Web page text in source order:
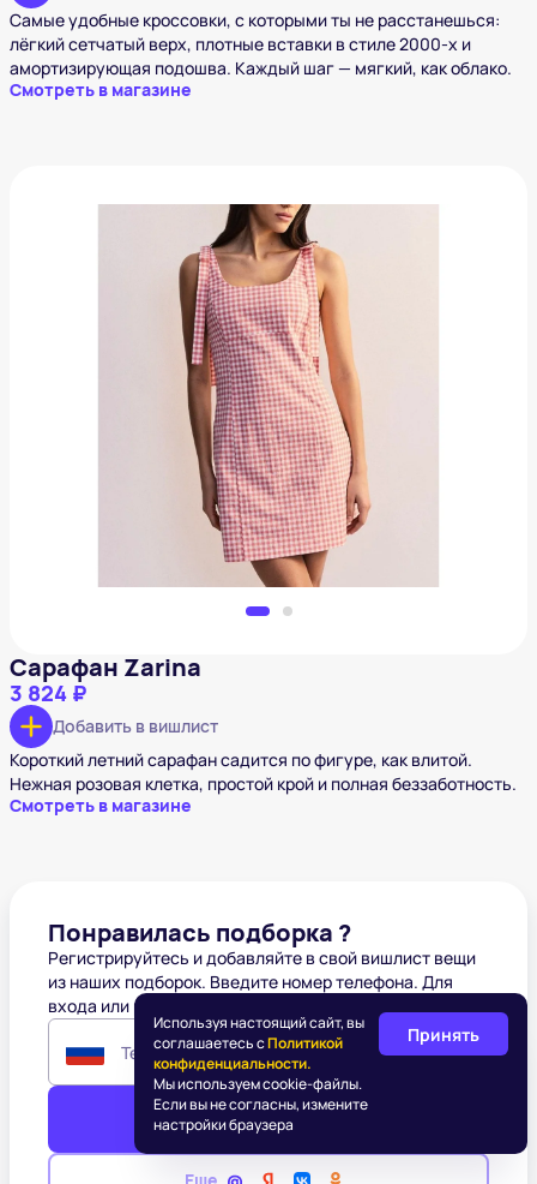
Самые удобные кроссовки, с которыми ты не расстанешься:
лёгкий сетчатый верх, плотные вставки в стиле 2000-х и
амортизирующая подошва. Каждый шаг — мягкий, как облако.
Смотреть в магазине
Сарафан Zarina
3 824 ₽
Добавить в вишлист
Сарафан Zarina
3 824 ₽
Добавить в вишлист
Короткий летний сарафан садится по фигуре, как влитой.
Нежная розовая клетка, простой крой и полная беззаботность.
Смотреть в магазине
Понравилась подборка ?
Регистрируйтесь и добавляйте в свой вишлист вещи
из наших подборок. Введите номер телефона. Для
входа или регистрации
Телефон
Войти
Используя настоящий сайт, вы
соглашаетесь сПолитикой
конфиденциальности.
Мы используем cookie-файлы.
Если вы не согласны, измените
настройки браузера
Принять